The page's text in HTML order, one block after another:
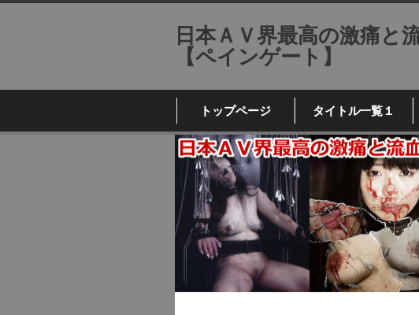
日本ＡＶ界最高の激痛と
【ペインゲート】
トップページ タイトル一覧１